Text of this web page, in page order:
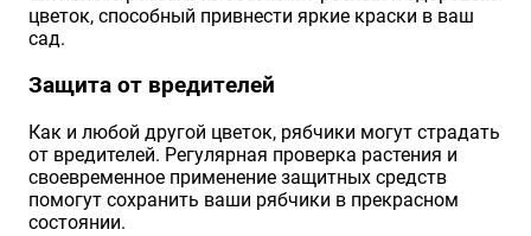
цветок, способный привнести яркие краски в ваш
сад.
Защита от вредителей
Как и любой другой цветок, рябчики могут страдать
от вредителей. Регулярная проверка растения и
своевременное применение защитных средств
помогут сохранить ваши рябчики в прекрасном
состоянии.